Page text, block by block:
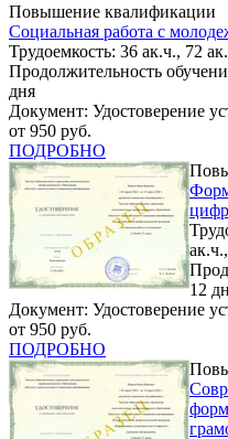
Повышение квалификации
Социальная работа с
Трудоемкость: 36 ак.ч., 72
Продолжительность
дня
Документ: Удостоверение
от 950 руб.
ПОДРОБНО
12
Документ: Удостоверение
от 950 руб.
ПОДРОБНО